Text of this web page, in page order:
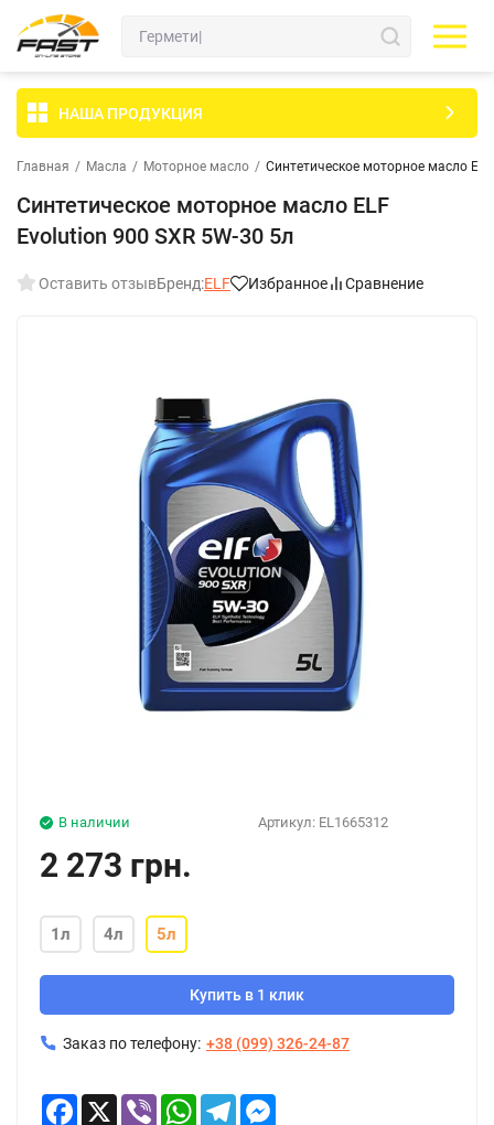
НАША ПРОДУКЦИЯ
Главная / Масла / Моторное масло / Синтетическое моторное масло
Синтетическое моторное масло ELF
Evolution 900 SXR 5W-30 5л
Оставить отзывБренд:ELF Избранное Сравнение
Артикул: EL1665312
В наличии
2 273 грн.
1л 4л 5л
Купить в 1 клик
Заказ по телефону: +38 (099) 326-24-87
Facebook
X Viber WhatsApp
Telegram